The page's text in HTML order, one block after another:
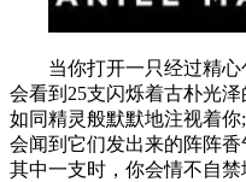
当你打开一只经过精
会看到25支闪烁着古朴光
如同精灵般默默地注视着
会闻到它们发出来的阵阵
其中一支时，你会情不自